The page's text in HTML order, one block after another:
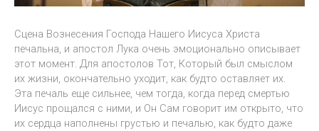
Сцена Вознесения Господа Нашего Иисуса Христа
печальна, и апостол Лука очень эмоционально описывает
этот момент. Для апостолов Тот, Который был смыслом
их жизни, окончательно уходит, как будто оставляет их.
Эта печаль еще сильнее, чем тогда, когда перед смертью
Иисус прощался с ними, и Он Сам говорит им открыто, что
их сердца наполнены грустью и печалью, как будто даже